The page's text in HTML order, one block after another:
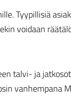
Tyypillisiä
voidaan
talvi- ja
vanhempana